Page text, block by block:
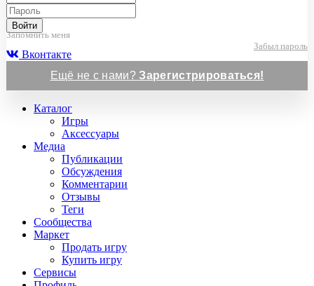
Войти
Запомнить меня
Забыл пароль
Вконтакте
Ещё не с нами?Зарегистрироваться!
Каталог
Игры
Аксессуары
Медиа
Публикации
Обсуждения
Комментарии
Отзывы
Теги
Сообщества
Маркет
Продать игру
Купить игру
Сервисы